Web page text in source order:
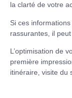
la clarté de votre
Si ces
rassurantes, il
L’optimisation de
première
itinéraire, visite du